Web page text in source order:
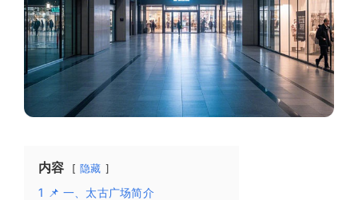
内容 隐藏
1 📌 一、太古广场简介